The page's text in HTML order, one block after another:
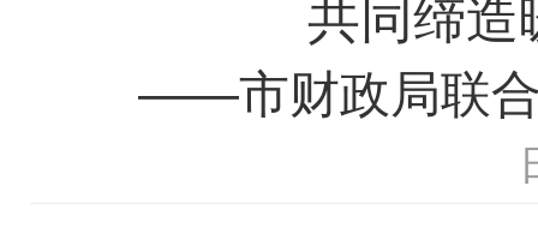
共同缔造
——市财政局联合